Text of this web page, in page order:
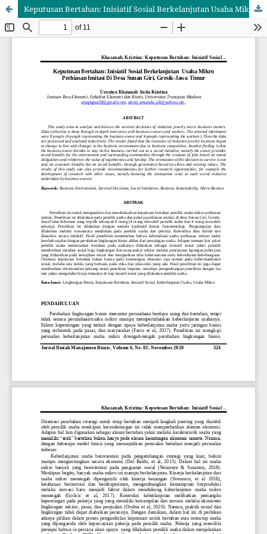
Keputusan Bertahan: Inisiatif Sosial Berkelanjutan Usaha Mikro Perhiasan Imitasi Di Desa Sunan Giri, Gresik-Jawa Timur